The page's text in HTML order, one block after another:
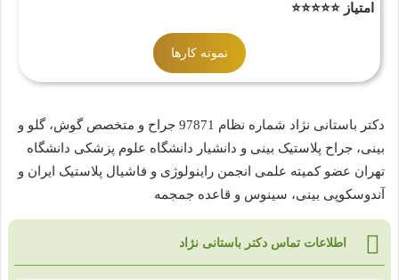
امتیاز ⭐⭐⭐⭐⭐
نمونه کارها
دکتر باستانی نژاد شماره نظام 97871 جراح و متخصص گوش، گلو و
بینی، جراح پلاستیک بینی و دانشیار دانشگاه علوم پزشکی دانشگاه
تهران عضو کمیته علمی انجمن راینولوژی و فاشیال پلاستیک ایران و
آندوسکوپی بینی، سینوس و قاعده جمجمه
اطلاعات تماس دکتر باستانی نژاد